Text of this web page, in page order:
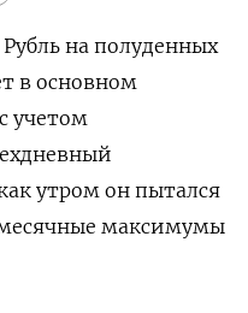
на полуденных
в основном
учетом
утром он пытался
максимумы